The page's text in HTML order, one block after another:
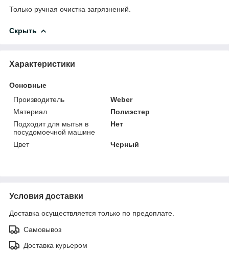
Только ручная очистка загрязнений.
Скрыть
Характеристики
Основные
Производитель
Weber
Материал
Полиэстер
Подходит для мытья в
посудомоечной машине
Нет
Цвет Черный
Условия доставки
Доставка осуществляется только по предоплате.
Самовывоз
Доставка курьером